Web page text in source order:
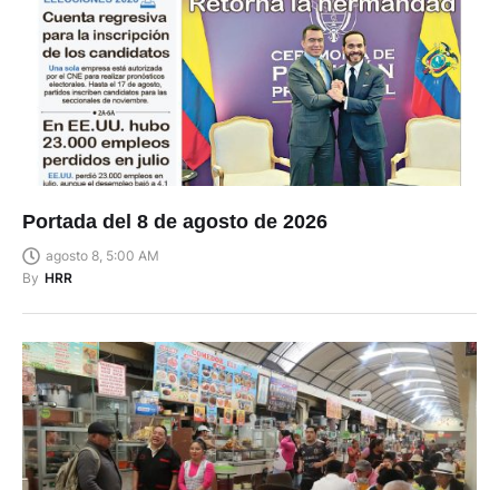
Portada del 8 de agosto de 2026
agosto 8, 5:00 AM
By HRR